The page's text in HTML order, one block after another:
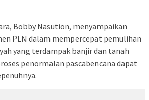
Bobby Nasution, menyampaikan
PLN dalam mempercepat pemulihan
yang terdampak banjir dan tanah
penormalan pascabencana dapat